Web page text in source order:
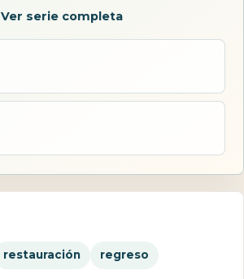
Ver serie completa
restauración regreso